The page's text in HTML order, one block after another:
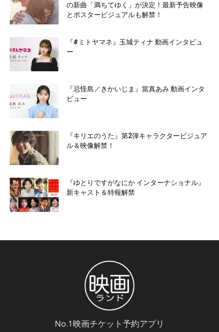
の新曲「満ちてゆく」が決定！最新予告映像
とポスタービジュアルも解禁！
『#ミトヤマネ』玉城ティナ 動画インタビュ
ー
『忌怪島／きかいじま』當真あみ 動画インタ
ビュー
『キリエのうた』第2弾キャラクタービジュア
ル＆映像解禁！
『ゆとりですがなにか インターナショナル』
新キャスト＆特報解禁
No.1映画チケット予約アプリ